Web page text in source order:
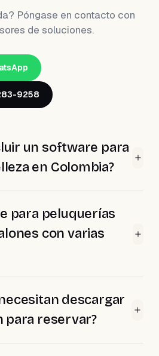
Póngase en contacto con
de soluciones.
9258
un software para
en Colombia?
para peluquerías
con varias
descargar
para reservar?